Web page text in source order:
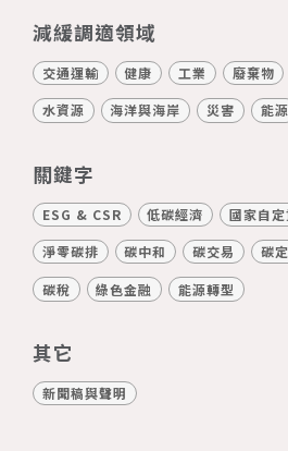
減緩調適領域
交通運輸 健康 工業 廢棄物
水資源 海洋與海岸 災害 能源
關鍵字
ESG & CSR 低碳經濟 國家自
淨零碳排 碳中和 碳交易 碳
碳稅 綠色金融 能源轉型
其它
新聞稿與聲明